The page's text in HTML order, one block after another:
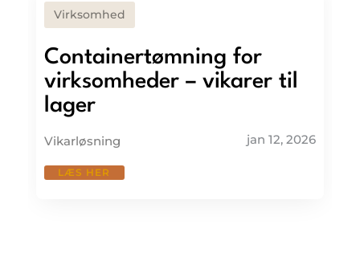
Virksomhed
Containertømning for
virksomheder – vikarer til
lager
Vikarløsning jan 12, 2026
LÆS HER